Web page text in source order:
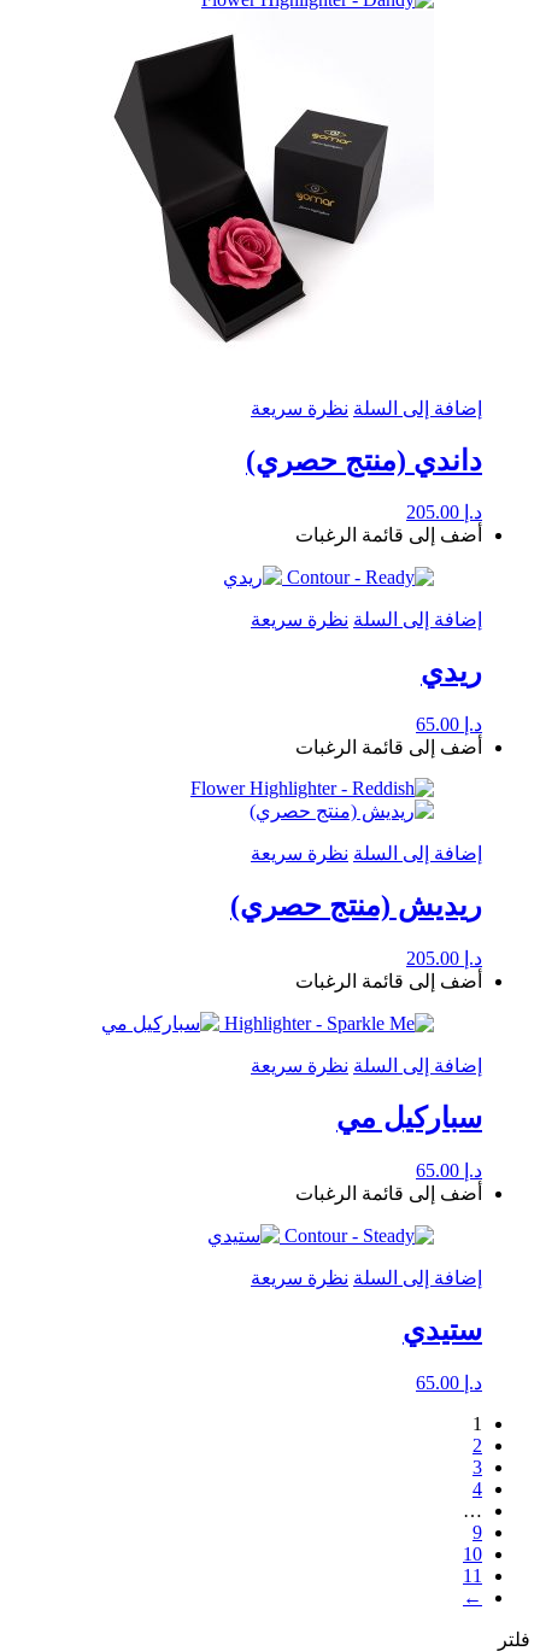
إضافة إلى السلة نظرة سريعة
داندي (منتج حصري)
د.إ
أضف إلى قائمة الرغبات
إضافة إلى السلة نظرة سريعة
ريدي
د.إ
أضف إلى قائمة الرغبات
إضافة إلى السلة نظرة سريعة
ريديش (منتج حصري)
د.إ
أضف إلى قائمة الرغبات
إضافة إلى السلة نظرة سريعة
سباركيل مي
د.إ
أضف إلى قائمة الرغبات
إضافة إلى السلة نظرة سريعة
ستيدي
د.إ
1
2
3
4
…
9
10
11
←
فلتر